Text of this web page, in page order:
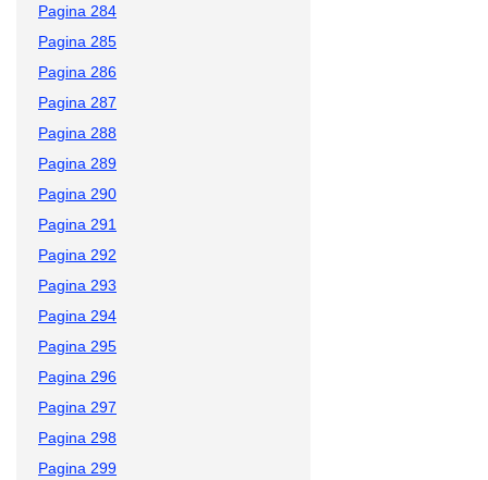
Pagina 284
Pagina 285
Pagina 286
Pagina 287
Pagina 288
Pagina 289
Pagina 290
Pagina 291
Pagina 292
Pagina 293
Pagina 294
Pagina 295
Pagina 296
Pagina 297
Pagina 298
Pagina 299